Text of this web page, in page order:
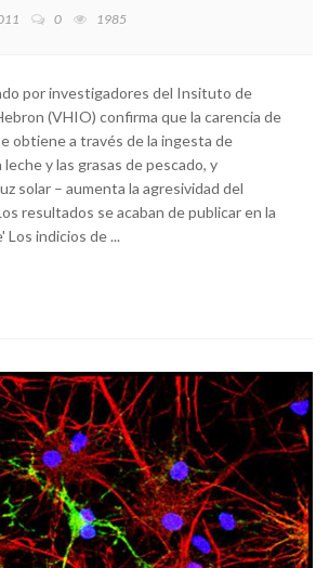
0 1985
por investigadores del Insituto de
(VHIO) confirma que la carencia de
obtiene a través de la ingesta de
y las grasas de pescado, y
solar – aumenta la agresividad del
resultados se acaban de publicar en la
Los indicios de ...